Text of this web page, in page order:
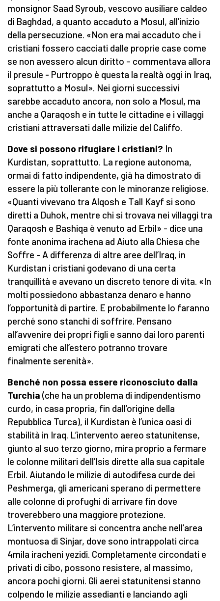
monsignor Saad Syroub, vescovo ausiliare caldeo
di Baghdad, a quanto accaduto a Mosul, all’inizio
della persecuzione. «Non era mai accaduto che i
cristiani fossero cacciati dalle proprie case come
se non avessero alcun diritto – commentava allora
il presule - Purtroppo è questa la realtà oggi in Iraq,
soprattutto a Mosul». Nei giorni successivi
sarebbe accaduto ancora, non solo a Mosul, ma
anche a Qaraqosh e in tutte le cittadine e i villaggi
cristiani attraversati dalle milizie del Califfo.
Dove si possono rifugiare i cristiani? In
Kurdistan, soprattutto. La regione autonoma,
ormai di fatto indipendente, già ha dimostrato di
essere la più tollerante con le minoranze religiose.
«Quanti vivevano tra Alqosh e Tall Kayf si sono
diretti a Duhok, mentre chi si trovava nei villaggi tra
Qaraqosh e Bashiqa è venuto ad Erbil» - dice una
fonte anonima irachena ad Aiuto alla Chiesa che
Soffre - A differenza di altre aree dell’Iraq, in
Kurdistan i cristiani godevano di una certa
tranquillità e avevano un discreto tenore di vita. «In
molti possiedono abbastanza denaro e hanno
l’opportunità di partire. E probabilmente lo faranno
perché sono stanchi di soffrire. Pensano
all’avvenire dei propri figli e sanno dai loro parenti
emigrati che all’estero potranno trovare
finalmente serenità».
Benché non possa essere riconosciuto dalla
Turchia (che ha un problema di indipendentismo
curdo, in casa propria, fin dall’origine della
Repubblica Turca), il Kurdistan è l’unica oasi di
stabilità in Iraq. L’intervento aereo statunitense,
giunto al suo terzo giorno, mira proprio a fermare
le colonne militari dell’Isis dirette alla sua capitale
Erbil. Aiutando le milizie di autodifesa curde dei
Peshmerga, gli americani sperano di permettere
alle colonne di profughi di arrivare fin dove
troverebbero una maggiore protezione.
L’intervento militare si concentra anche nell’area
montuosa di Sinjar, dove sono intrappolati circa
4mila iracheni yezidi. Completamente circondati e
privati di cibo, possono resistere, al massimo,
ancora pochi giorni. Gli aerei statunitensi stanno
colpendo le milizie assedianti e lanciando agli